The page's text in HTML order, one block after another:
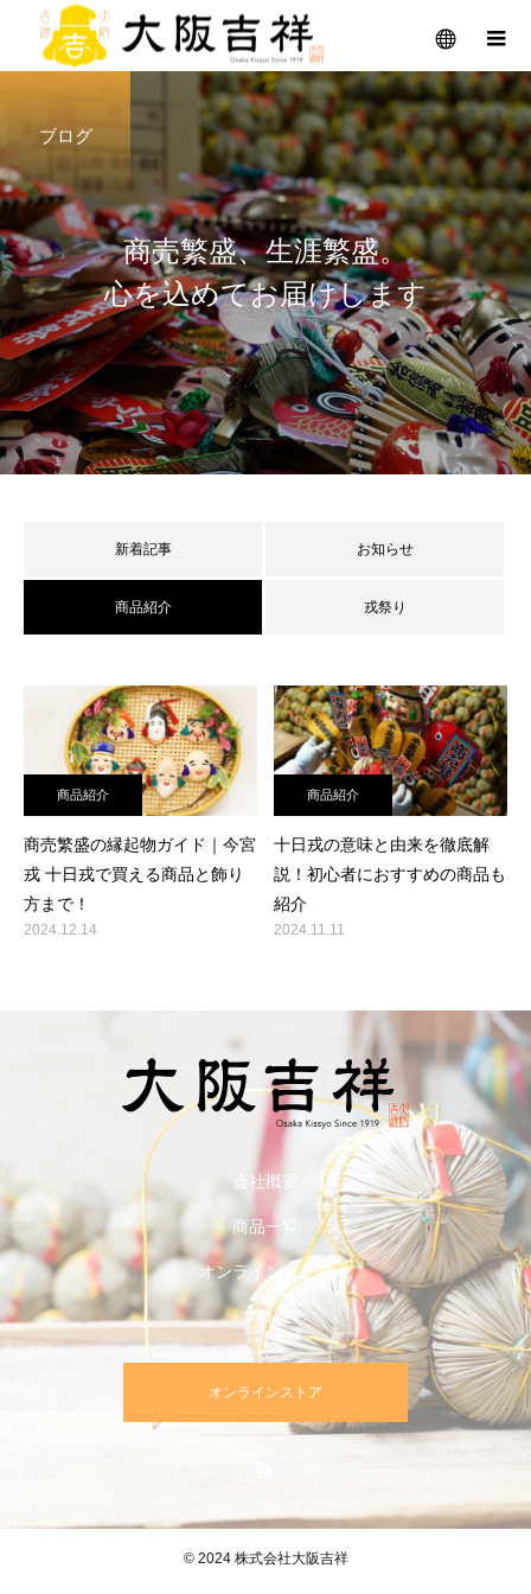
ブログ
商売繁盛、生涯繁盛。
心を込めてお届けします
新着記事 お知らせ
商品紹介 戎祭り
商品紹介
商売繁盛の縁起物ガイド｜今宮
戎 十日戎で買える商品と飾り
方まで！
2024.12.14
商品紹介
十日戎の意味と由来を徹底解
説！初心者におすすめの商品も
紹介
2024.11.11
会社概要
商品一覧
オンラインストア
ブログ
オンラインストア
© 2024 株式会社大阪吉祥